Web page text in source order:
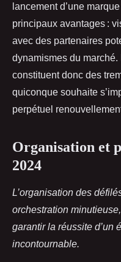
lancement d’une
principaux avantages :
avec des partenaires
dynamismes du
constituent donc des
quiconque souhaite
perpétuel
Organisation et
2024
L’organisation des
orchestration
garantir la réussite d’un
incontournable.